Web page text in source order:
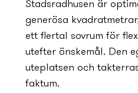
Stadsradhusen är
generösa
ett flertal sovrum för
utefter önskemål. Den
uteplatsen och
faktum.